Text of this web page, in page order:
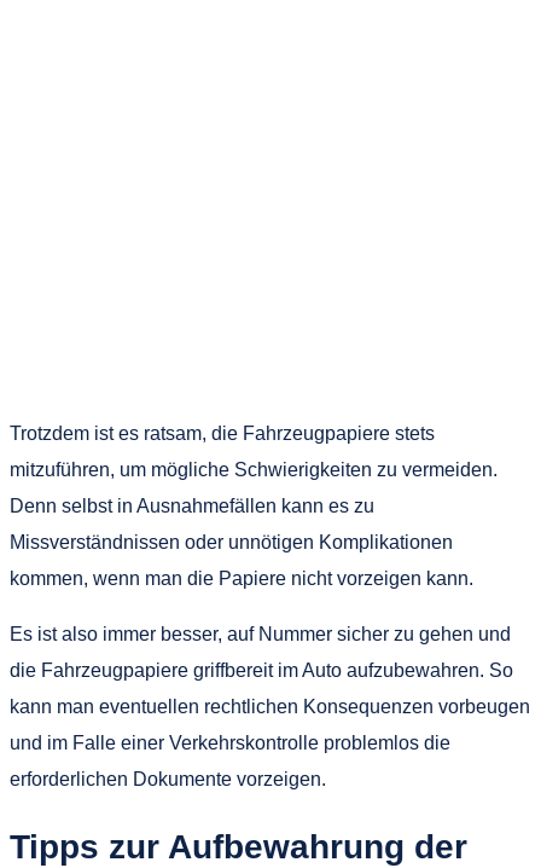
Trotzdem ist es ratsam, die Fahrzeugpapiere stets
mitzuführen, um mögliche Schwierigkeiten zu vermeiden.
Denn selbst in Ausnahmefällen kann es zu
Missverständnissen oder unnötigen Komplikationen
kommen, wenn man die Papiere nicht vorzeigen kann.
Es ist also immer besser, auf Nummer sicher zu gehen und
die Fahrzeugpapiere griffbereit im Auto aufzubewahren. So
kann man eventuellen rechtlichen Konsequenzen vorbeugen
und im Falle einer Verkehrskontrolle problemlos die
erforderlichen Dokumente vorzeigen.
Tipps zur Aufbewahrung der